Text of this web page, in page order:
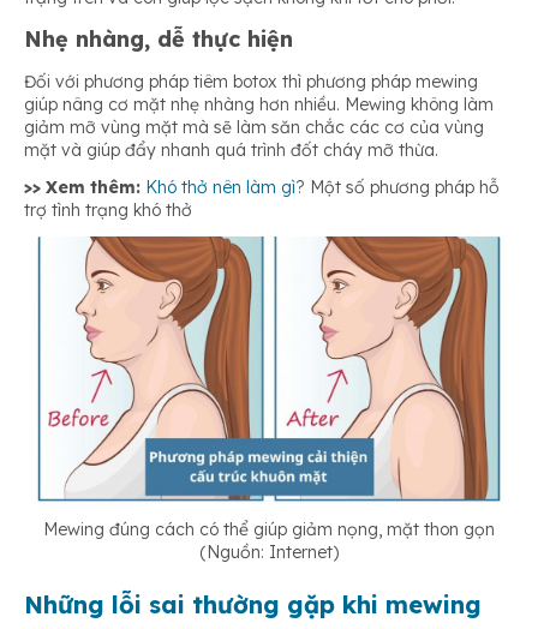
Nhẹ nhàng, dễ thực hiện
Đối với phương pháp tiêm botox thì phương pháp mewing
giúp nâng cơ mặt nhẹ nhàng hơn nhiều. Mewing không làm
giảm mỡ vùng mặt mà sẽ làm săn chắc các cơ của vùng
mặt và giúp đẩy nhanh quá trình đốt cháy mỡ thừa.
>> Xem thêm: Khó thở nên làm gì? Một số phương pháp hỗ
trợ tình trạng khó thở
Mewing đúng cách có thể giúp giảm nọng, mặt thon gọn
(Nguồn: Internet)
Những lỗi sai thường gặp khi mewing